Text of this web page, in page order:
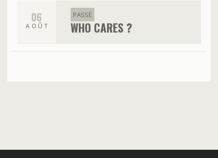
PASSÉ
06
AOÛT WHO CARES ?